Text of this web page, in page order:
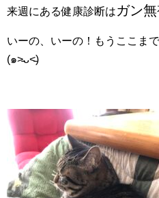
来週にある健康診断はガン無
いーの、いーの！もうここま
(๑˃̵ᴗ˂̵)